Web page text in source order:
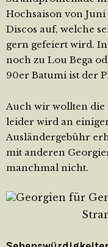
Hochsaison von
Discos auf, welche
gern gefeiert wird.
noch zu Lou Bega
90er Batumi ist der
Auch wir wollten die
leider wird an
Ausländergebühr
mit anderen
manchmal nicht.